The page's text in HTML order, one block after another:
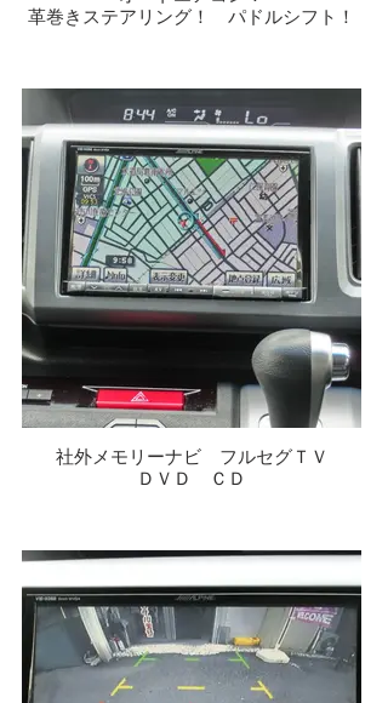
革巻きステアリング！ パドルシフト！
社外メモリーナビ フルセグＴＶ
ＤＶＤ ＣＤ